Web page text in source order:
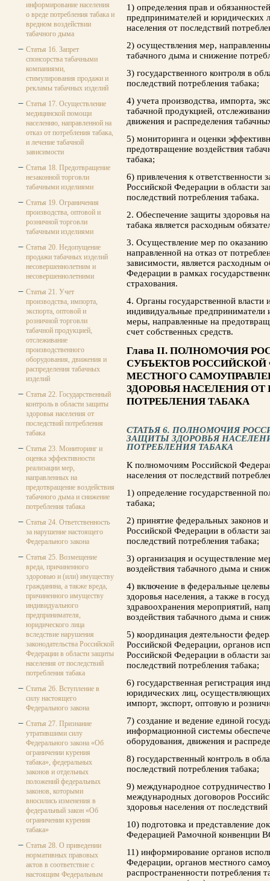
информирование населения
о вреде потребления табака и
вредном воздействии
табачного дыма
Статья 16. Запрет
спонсорства табачными
компаниями,
стимулирования продажи и
рекламы табачных изделий
Статья 17. Осуществление
медицинской помощи
населению, направленной на
отказ от потребления табака,
и лечение табачной
зависимости
Статья 18. Предотвращение
незаконной торговли
табачными изделиями
Статья 19. Ограничения
производства, оптовой и
розничной торговли
табачными изделиями
Статья 20. Недопущение
продажи табачных изделий
несовершеннолетним и
несовершеннолетними
Статья 21. Учет
производства, импорта,
экспорта, оптовой и
розничной торговли
табачной продукцией,
отслеживание
производственного
оборудования, движения и
распределения табачных
изделий
Статья 22. Государственный
контроль в области защиты
здоровья населения от
последствий потребления
табака
Статья 23. Мониторинг и
оценка эффективности
реализации мер,
направленных на
предотвращение воздействия
табачного дыма и снижение
потребления табака
Статья 24. Ответственность
за нарушение настоящего
Федерального закона
Статья 25. Возмещение
вреда, причиненного
здоровью и (или) имуществу
гражданина, а также вреда,
причиненного имуществу
индивидуального
предпринимателя,
юридического лица
вследствие нарушения
законодательства Российской
Федерации в области защиты
населения от последствий
потребления табака
Статья 26. Вступление в
силу настоящего
Федерального закона
Статья 27. Признание
утратившими силу
Федерального закона «Об
ограничении курения
табака», федеральных
законов и отдельных
положений федеральных
законов, которыми
вносились изменения в
федеральный закон «Об
ограничении курения
табака»
Статья 28. О приведении
нормативных правовых
актов в соответствие с
настоящим Федеральным
1) определения прав и
предпринимателей и юридических
населения от последствий
2) осуществления мер,
табачного дыма и снижение
3) государственного контроля в
последствий потребления табака;
4) учета производства, импорта,
табачной продукцией,
движения и распределения
5) мониторинга и оценки
предотвращение воздействия
табака;
6) привлечения к ответственности
Российской Федерации в области
последствий потребления табака.
2. Обеспечение защиты здоровья
табака является расходным
3. Осуществление мер по
направленной на отказ от
зависимости, является расходным
Федерации в рамках
страхования.
4. Органы государственной власти
индивидуальные
меры, направленные на
счет собственных средств.
Глава II. ПОЛНОМОЧИЯ
СУБЪЕКТОВ РОССИЙСКОЙ
МЕСТНОГО
ЗДОРОВЬЯ НАСЕЛЕНИЯ
ПОТРЕБЛЕНИЯ ТАБАКА
СТАТЬЯ 6. ПОЛНОМОЧИЯ
ЗАЩИТЫ ЗДОРОВЬЯ
ПОТРЕБЛЕНИЯ ТАБАКА
К полномочиям Российской
населения от последствий
1) определение государственной
табака;
2) принятие федеральных законов
Российской Федерации в области
последствий потребления табака;
3) организация и осуществление
воздействия табачного дыма и
4) включение в федеральные
здоровья населения, а также в
здравоохранения мероприятий,
воздействия табачного дыма и
5) координация деятельности
Российской Федерации, органов
Российской Федерации в области
последствий потребления табака;
6) государственная регистрация
юридических лиц,
импорт, экспорт, оптовую и
7) создание и ведение единой
информационной системы
оборудования, движения и
8) государственный контроль в
последствий потребления табака;
9) международное сотрудничество
международных договоров
здоровья населения от
10) подготовка и представление
Федерацией Рамочной конвенции
11) информирование органов
Федерации, органов местного
распространенности потребления